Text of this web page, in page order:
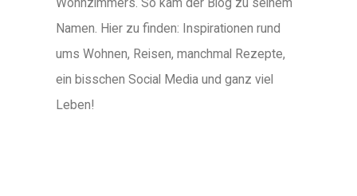
Namen. Hier zu finden: Inspirationen rund
ums Wohnen, Reisen, manchmal Rezepte,
ein bisschen Social Media und ganz viel
Leben!